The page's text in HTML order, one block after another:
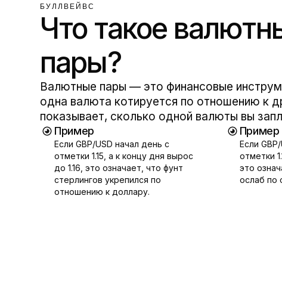
БУЛЛВЕЙВС
Что такое
пары?
Валютные пары — это финансовые
одна валюта котируется по отношению к
показывает, сколько одной валюты вы
Пример
ЕслиGBP/USD начал день с
отметки 1.15, а к концу дня вырос
до 1.16, это означает, что фунт
стерлингов укрепился по
отношению к доллару.
Пример
Если
отметки
это
ослаб по